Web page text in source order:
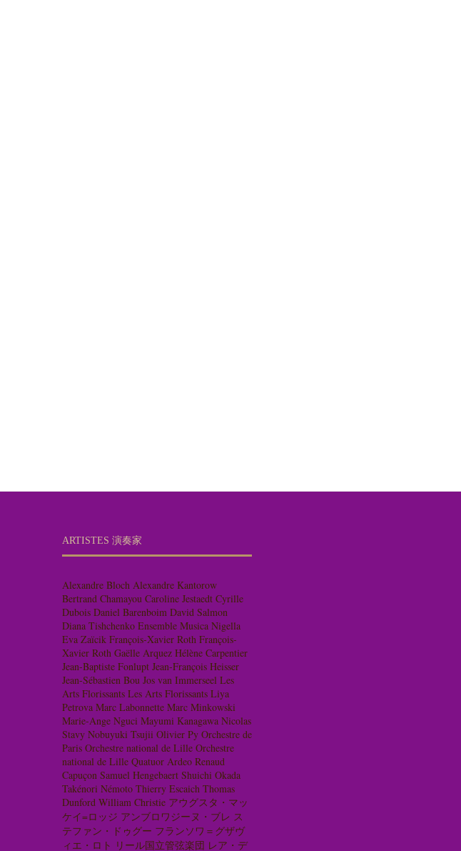
ARTISTES 演奏家
Alexandre Bloch Alexandre Kantorow
Bertrand Chamayou Caroline Jestaedt Cyrille
Dubois Daniel Barenboim David Salmon
Diana Tishchenko Ensemble Musica Nigella
Eva Zaïcik François-Xavier Roth François-
Xavier Roth Gaëlle Arquez Hélène Carpentier
Jean-Baptiste Fonlupt Jean-François Heisser
Jean-Sébastien Bou Jos van Immerseel Les
Arts Florissants Les Arts Florissants Liya
Petrova Marc Labonnette Marc Minkowski
Marie-Ange Nguci Mayumi Kanagawa Nicolas
Stavy Nobuyuki Tsujii Olivier Py Orchestre de
Paris Orchestre national de Lille Orchestre
national de Lille Quatuor Ardeo Renaud
Capuçon Samuel Hengebaert Shuichi Okada
Takénori Némoto Thierry Escaich Thomas
Dunford William Christie アウグスタ・マッ
ケイ=ロッジ アンブロワジーヌ・ブレ ス
テファン・ドゥグー フランソワ＝グザヴ
ィエ・ロト リール国立管弦楽団 レア・デ